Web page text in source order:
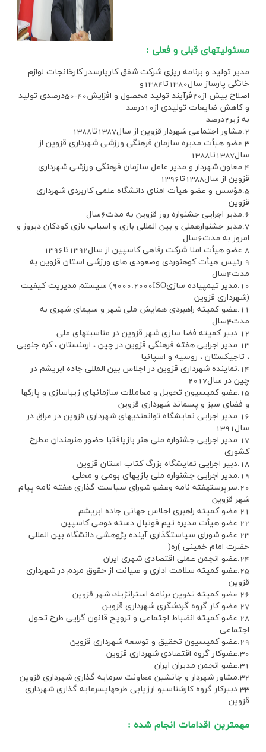
مسئوليتهاي قبلي و فعلي :
مدير توليد و برنامه ريزي شركت شفق كارپارسدر كارخانجات لوازم
خانگي پارساز سال1380تا1384و
اصلاح بيش از20فرآيند توليد محصول و افزايش40-50درصدي توليد
و كاهش ضايعات توليدي از10درصد
به زير2درصد
2.مشاور اجتماعي شهردار قزوين از سال1387تا1388
3.عضو هيأت مديره سازمان فرهنگي ورزشي شهرداري قزوين از
سال1387تا1388
4.معاون شهردار و مدير عامل سازمان فرهنگي ورزشي شهرداري
قزوين از سال1388تا1396
5.مؤسس و عضو هيأت امناي دانشگاه علمي كاربردي شهرداري
قزوين
6.مدير اجرايي جشنواره روز قزوين به مدت6سال
7.مدير جشنوارهملي و بين المللي بازي و اسباب بازي كودكان ديروز و
امروز به مدت6سال
8.عضو هيأت امنا شركت رفاهي كاسپين از سال1392تا1396
9.رئيس هيأت كوهنوردي وصعودي هاي ورزشي استان قزوين به
مدت4سال
10.مدير تيمپياده سازي9000:2000ISO) سيستم مديريت كيفيت
(شهرداري قزوين
11.عضو كميته راهبردي همايش ملي شهر و سيماي شهري به
مدت4سال
12.دبير كميته فضا سازي شهر قزوين در مناسبتهاي ملي
13.مدير اجرايي هفته فرهنگي قزوين در چين ، ارمنستان ، كره جنوبي
، تاجيكستان ، روسيه و اسپانيا
14.نماينده شهرداري قزوين در اجلاس بين المللي جاده ابريشم در
چين در سال2017
15.عضو كميسيون تحويل و معاملات سازمانهاي زيباسازي و پاركها
و فضاي سبز و پسماند شهرداري قزوين
16.مدير اجرايي نمايشگاه توانمنديهاي شهرداري قزوين در عراق در
سال1391
17.مدير اجرايي جشنواره ملي هنر بازيافتبا حضور هنرمندان مطرح
كشوري
18.دبير اجرايي نمايشگاه بزرگ كتاب استان قزوين
19.مدير اجرايي جشنواره ملي بازيهاي بومي و محلي
20.سرپرستهفته نامه وعضو شوراي سياست گذاري هفته نامه پيام
شهر قزوين
21.عضو كميته راهبري اجلاس جهاني جاده ابريشم
22.عضو هيأت مديره تيم فوتبال دسته دومي كاسپين
23.عضو شوراي سياستگذاري آينده پژوهشي دانشگاه بين المللي
حضرت امام خميني )ره(
24.عضو انجمن عملي اقتصادي شهري ايران
25.عضو كميته سلامت اداري و صيانت از حقوق مردم در شهرداري
قزوين
26.عضو كميته تدوين برنامه استراتژيك شهر قزوين
27.عضو كار گروه گردشگري شهرداري قزوين
28.عضو كميته انضباط اجتماعي و ترويج قانون گرايي طرح تحول
اجتماعي
29.عضو كميسيون تحقيق و توسعه شهرداري قزوين
30.عضوكار گروه اقتصادي شهرداري قزوين
31.عضو انجمن مديران ايران
32.مشاور شهردار و جانشين معاونت سرمايه گذاري شهرداري قزوين
33.دبيركار گروه كارشناسيو ارزيابي طرحهايسرمايه گذاري شهرداري
قزوين
مهمترين اقدامات انجام شده :